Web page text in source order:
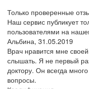
Только проверенные
Наш сервис публикует
пользователями на
Альбина, 31.05.2019
Врач нравится мне
слышать. Я не первый
доктору. Он всегда
вопросы.